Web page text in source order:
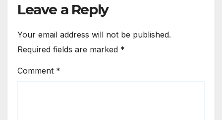
Leave a Reply
Your email address will not be published.
Required fields are marked *
Comment *